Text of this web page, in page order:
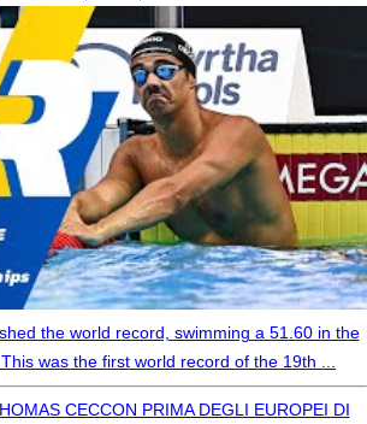
the world record, swimming a 51.60 in the
was the first world record of the 19th ...
CECCON PRIMA DEGLI EUROPEI DI